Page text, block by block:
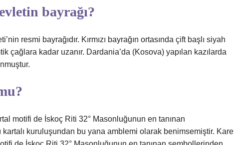
bayrağı?
resmi bayrağıdır. Kırmızı bayrağın ortasında çift başlı siyah
çağlara kadar uzanır. Dardania’da (Kosova) yapılan kazılarda
motifi de İskoç Riti 32° Masonluğunun en tanınan
kuruluşundan bu yana amblemi olarak benimsemiştir. Kare